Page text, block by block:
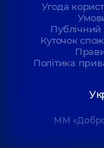
Угода
Публічний
Куточок
Політика
ММ